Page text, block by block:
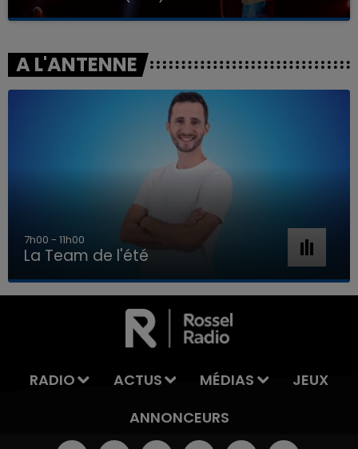
LA TEAM DE L'ÉTÉ
A L'ANTENNE
7h00 - 11h00
La Team de l'été
RADIO ACTUS MÉDIAS
JEUX
ANNONCEURS